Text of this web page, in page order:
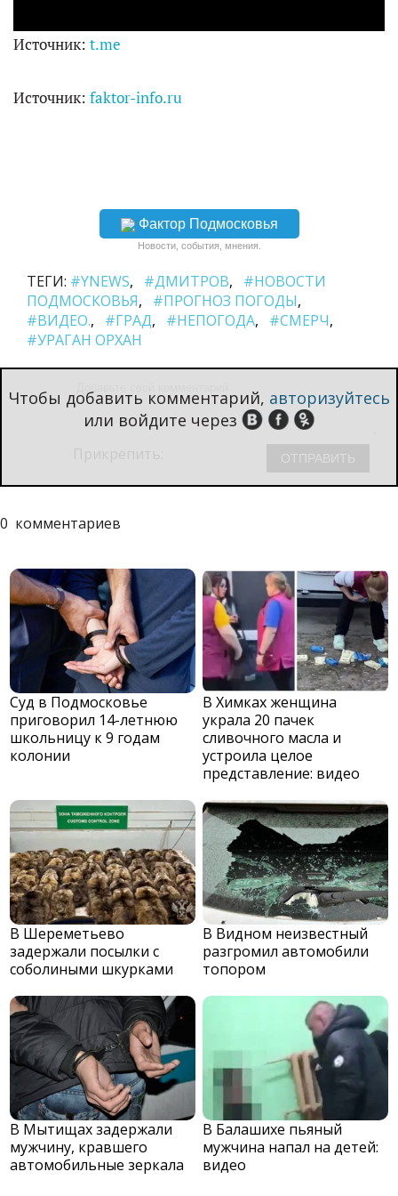
Источник: t.me
Источник: faktor-info.ru
Фактор Подмосковья
Новости, события, мнения.
ТЕГИ: #YNEWS #ДМИТРОВ
#НОВОСТИ
ПОДМОСКОВЬЯ
#ПРОГНОЗ ПОГОДЫ
#ВИДЕО.
#ГРАД #НЕПОГОДА
#СМЕРЧ
#УРАГАН ОРХАН
Чтобы добавить комментарий, авторизуйтесь
или войдите через
0 комментариев
Суд в Подмосковье
приговорил 14-летнюю
школьницу к 9 годам
колонии
В Химках женщина
украла 20 пачек
сливочного масла и
устроила целое
представление: видео
В Шереметьево
задержали посылки с
соболиными шкурками
В Видном неизвестный
разгромил автомобили
топором
В Мытищах задержали
мужчину, кравшего
автомобильные зеркала
В Балашихе пьяный
мужчина напал на детей:
видео